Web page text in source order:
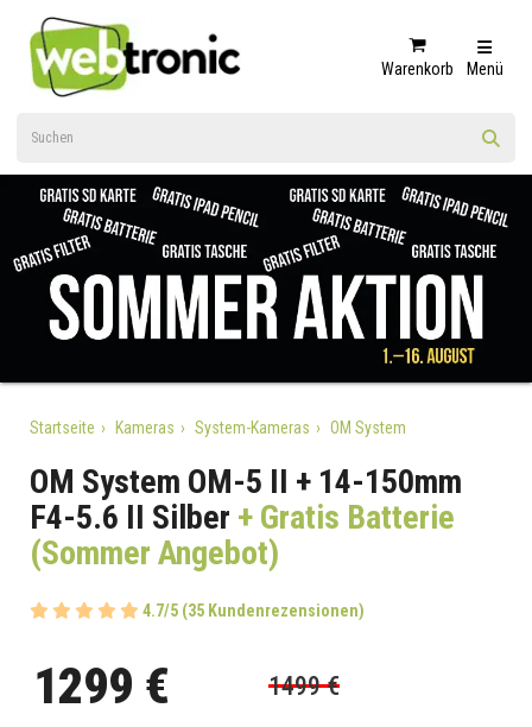
Warenkorb Menü
Startseite Kameras System-Kameras OM System
OM System OM-5 II + 14-150mm
F4-5.6 II Silber + Gratis Batterie
(Sommer Angebot)
4.7/5 (35 Kundenrezensionen)
1299 € 1499 €